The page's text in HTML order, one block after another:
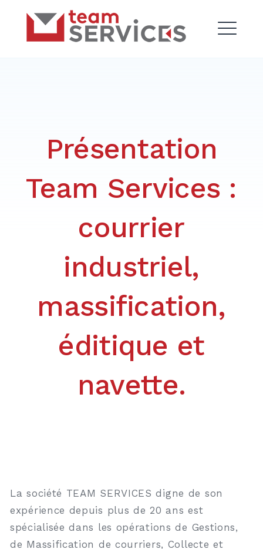
content
Team Services
Présentation
Team Services :
courrier
industriel,
massification,
éditique et
navette.
La société TEAM SERVICES digne de son
expérience depuis plus de 20 ans est
spécialisée dans les opérations de Gestions,
de Massification de courriers, Collecte et